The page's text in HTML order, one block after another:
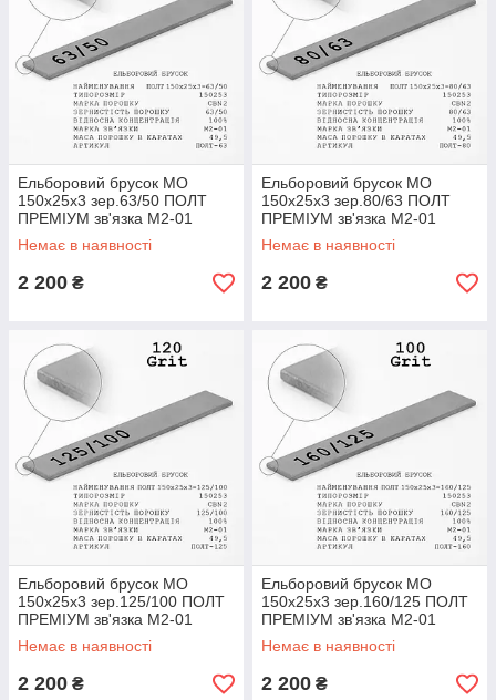
Ельборовий брусок МО
150х25х3 зер.63/50 ПОЛТ
ПРЕМІУМ зв'язка М2-01
(мідно-олов'яна)
Немає в наявності
2 200 ₴
Ельборовий брусок МО
150х25х3 зер.80/63 ПОЛТ
ПРЕМІУМ зв'язка М2-01
(мідно-олов'яна)
Немає в наявності
2 200 ₴
Ельборовий брусок МО
150х25х3 зер.125/100 ПОЛТ
ПРЕМІУМ зв'язка М2-01
(мідно-олов'яна)
Немає в наявності
2 200 ₴
Ельборовий брусок МО
150х25х3 зер.160/125 ПОЛТ
ПРЕМІУМ зв'язка М2-01
(мідно-олов'яна)
Немає в наявності
2 200 ₴